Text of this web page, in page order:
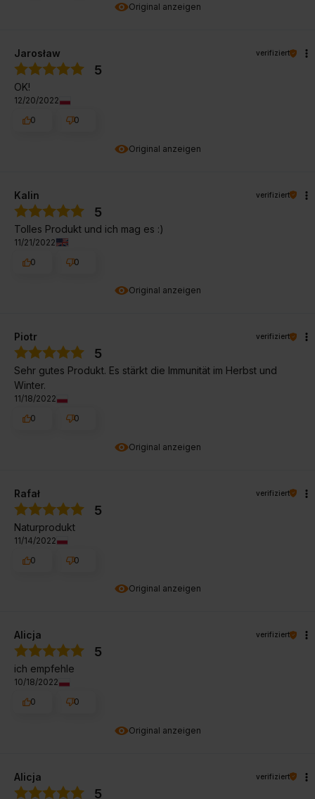
Original anzeigen
Original anzeigen
Jarosław verifiziert
5
OK!
12/20/2022
0
0
Original anzeigen
Kalin verifiziert
5
Tolles Produkt und ich mag es :)
11/21/2022
0
0
Original anzeigen
Piotr verifiziert
5
Sehr gutes Produkt. Es stärkt die Immunität im Herbst und
Winter.
11/18/2022
0
0
Original anzeigen
Rafał verifiziert
5
Naturprodukt
11/14/2022
0
0
Original anzeigen
Alicja verifiziert
5
ich empfehle
10/18/2022
0
0
Alicja verifiziert
5